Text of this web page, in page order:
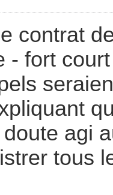
contrat
- fort
agi
tous